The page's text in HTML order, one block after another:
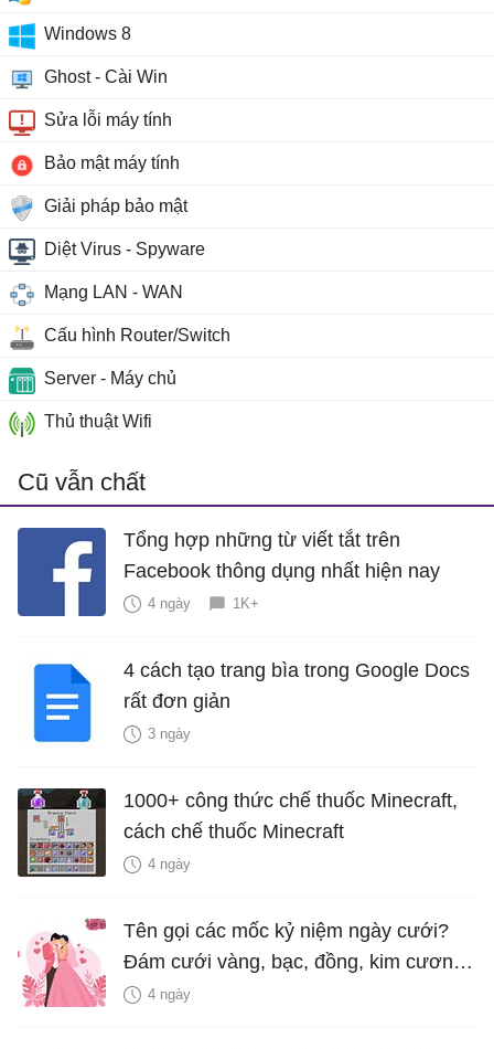
Windows 8
Ghost - Cài Win
Sửa lỗi máy tính
Bảo mật máy tính
Giải pháp bảo mật
Diệt Virus - Spyware
Mạng LAN - WAN
Cấu hình Router/Switch
Server - Máy chủ
Thủ thuật Wifi
Cũ vẫn chất
Tổng hợp những từ viết tắt trên
Facebook thông dụng nhất hiện nay
4 ngày 1K+
4 cách tạo trang bìa trong Google Docs
rất đơn giản
3 ngày
1000+ công thức chế thuốc Minecraft,
cách chế thuốc Minecraft
4 ngày
Tên gọi các mốc kỷ niệm ngày cưới?
Đám cưới vàng, bạc, đồng, kim cương
là bao nhiêu năm?
4 ngày